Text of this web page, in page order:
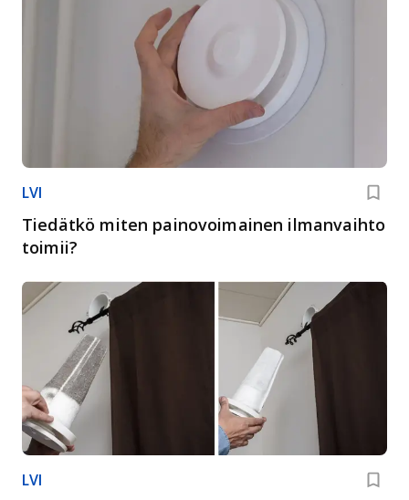
LVI
Tiedätkö miten painovoimainen ilmanvaihto
toimii?
LVI